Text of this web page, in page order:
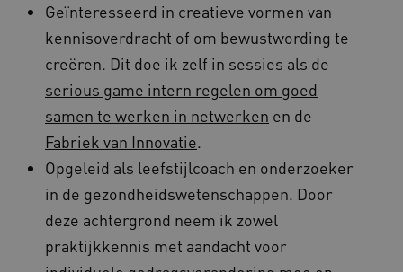
Geïnteresseerd in creatieve vormen van
kennisoverdracht of om bewustwording te
creëren. Dit doe ik zelf in sessies als de
serious game intern regelen om goed
samen te werken in netwerken en de
Fabriek van Innovatie.
Opgeleid als leefstijlcoach en onderzoeker
in de gezondheidswetenschappen. Door
deze achtergrond neem ik zowel
praktijkkennis met aandacht voor